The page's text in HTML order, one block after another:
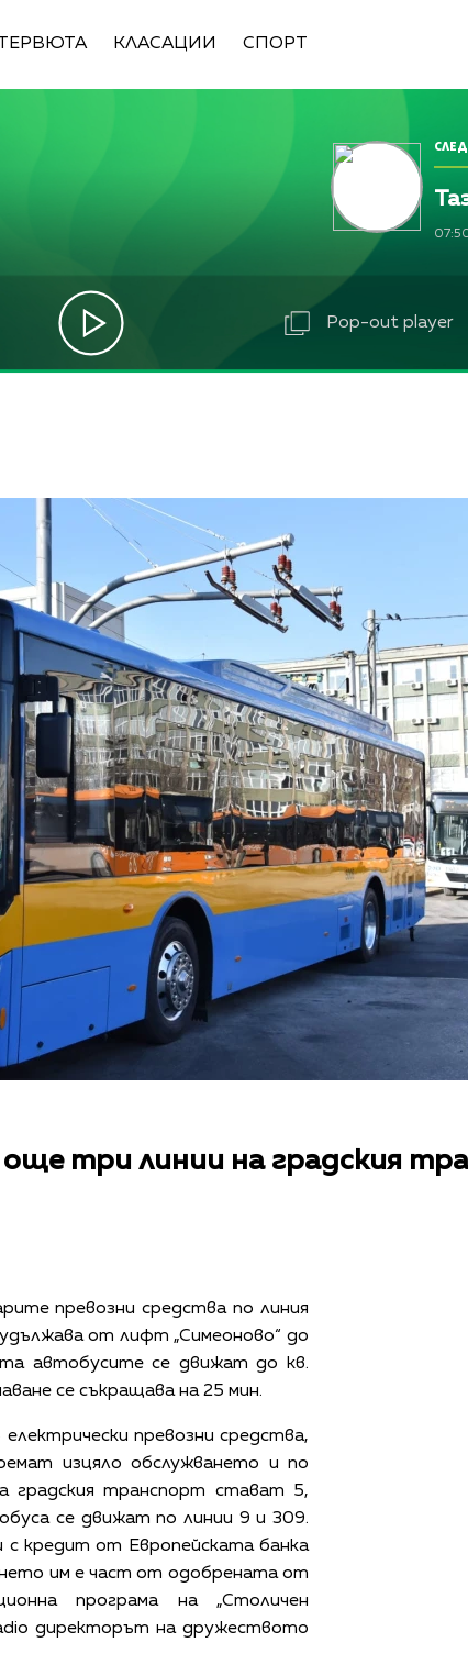
КЛАСАЦИИ СПОРТ
Pop-out player
три линии на градския
превозни средства по линия
от лифт „Симеоново“ до
автобусите се движат до кв.
се съкращава на 25 мин.
превозни средства,
изцяло обслужването и по
градския транспорт стават 5,
се движат по линии 9 и 309.
кредит от Европейската банка
им е част от одобрената от
програма на „Столичен
директорът на дружеството